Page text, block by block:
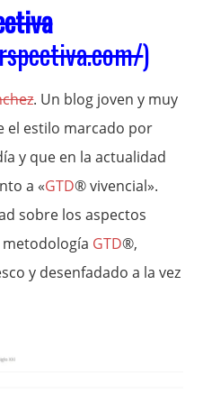
)
. Un blog joven y muy
el estilo marcado por
y que en la actualidad
a «GTD® vivencial».
sobre los aspectos
GTD®,
y desenfadado a la vez